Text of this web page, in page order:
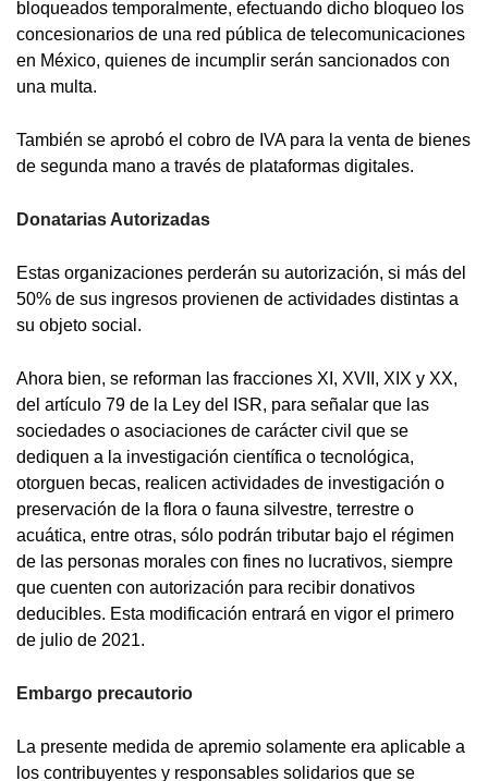
bloqueados temporalmente, efectuando dicho bloqueo los
concesionarios de una red pública de telecomunicaciones
en México, quienes de incumplir serán sancionados con
una multa.
También se aprobó el cobro de IVA para la venta de bienes
de segunda mano a través de plataformas digitales.
Donatarias Autorizadas
Estas organizaciones perderán su autorización, si más del
50% de sus ingresos provienen de actividades distintas a
su objeto social.
Ahora bien, se reforman las fracciones XI, XVII, XIX y XX,
del artículo 79 de la Ley del ISR, para señalar que las
sociedades o asociaciones de carácter civil que se
dediquen a la investigación científica o tecnológica,
otorguen becas, realicen actividades de investigación o
preservación de la flora o fauna silvestre, terrestre o
acuática, entre otras, sólo podrán tributar bajo el régimen
de las personas morales con fines no lucrativos, siempre
que cuenten con autorización para recibir donativos
deducibles. Esta modificación entrará en vigor el primero
de julio de 2021.
Embargo precautorio
La presente medida de apremio solamente era aplicable a
los contribuyentes y responsables solidarios que se